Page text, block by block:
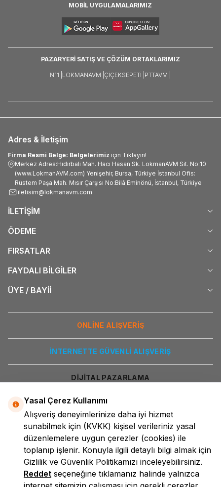
MOBİL UYGULAMALARIMIZ
PAZARYERİ SATIŞ VE ÇÖZÜM ORTAKLARIMIZ
N11 | LOKMANAVM | ÇIÇEKSEPETI | PTTAVM |
Adres & İletişim
Firma Resmi Belge: Belgelerimiz için Tıklayın!
Merkez Adres:Hıdırbali Mah. Hacı Hasan Sk. LokmanAVM Sit. No:10
(www.LokmanAVM.com) Yenişehir, Bursa, Türkiye İstanbul Ofis:
Rüstem Paşa Mah. Mısır Çarşısı No:Bilâ Eminönü, İstanbul, Türkiye
iletisim@lokmanavm.com
İLETİŞİM
ÖDEME
FIRSATLAR
FAYDALI BİLGİLER
ÜYE / BAYİİ
ONLİNE ALIŞVERİŞ
İNTERNETTE GÜVENLİ ALIŞVERİŞ
DİJİTAL PAZARLAMA
LokmanAVM
Yasal Çerez Kullanımı
Alışveriş deneyimlerinize daha iyi hizmet
sunabilmek için (KVKK) kişisel verileriniz yasal
düzenlemelere uygun çerezler (cookies) ile
toplanıp işlenir. Konuyla ilgili detaylı bilgi almak için
Gizlilik ve Güvenlik Politikamızı inceleyebilirsiniz.
Reddet seçeneğine tıklamanız halinde yalnızca